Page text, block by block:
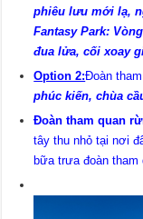
phiêu lưu mới lạ,
Fantasy Park:
đua lửa, cối xoay
Option 2:Đoàn
phúc kiến, chùa
Đoàn tham quan
tây thu nhỏ tại nơi
bữa trưa đoàn tham